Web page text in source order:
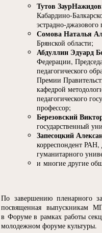
Тутов
Кабардино-
эстрадно-
Сомова Наталья
Брянской области;
Абдуллин Эдуард
Федерации,
педагогического
Премии
кафедрой
педагогического
профессор;
Березовский
государственный
Запесоцкий
корреспондент РАН,
гуманитарного
и многие другие
По завершению пленарного
посвященная выпускникам
в Форуме в рамках работы
молодежном форуме культуры.